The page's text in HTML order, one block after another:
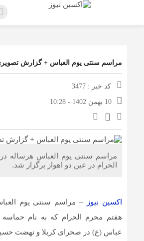
مراسم سنتی یوم العباس + گزارش
کد خبر : 3477
10 بهمن 1402 - 10:28
مراسم سنتی یوم العباس هرساله
الحرام در عین دو اهواز برگزار شد.
اکسین نیوز
– مراسم سنتی یوم
هفتم محرم الحرام که به نام
عباس (ع) در صحرای کربلا و نهضت